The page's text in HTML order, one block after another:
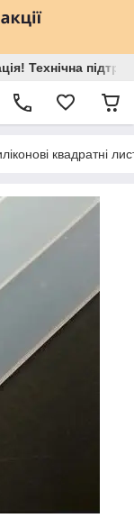
Технічна
квадратні